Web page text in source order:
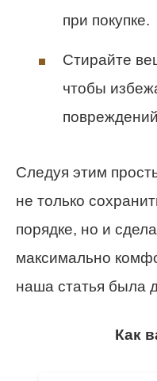
при покупке.
Стирайте
чтобы
Следуя этим
не только
порядке, но и
максимально
наша статья была
Как